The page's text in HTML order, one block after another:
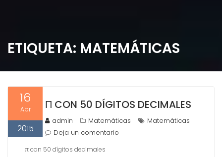
ETIQUETA: MATEMÁTICAS
16
Abr
2015
Π CON 50 DÍGITOS DECIMALES
admin Matemáticas
Matemáticas
Deja un comentario
π con 50 dígitos decimales